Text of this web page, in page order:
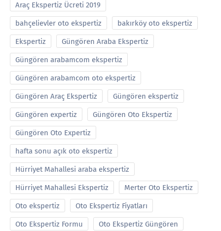
Araç Ekspertiz Ücreti 2019
bahçelievler oto ekspertiz bakırköy oto ekspertiz
Ekspertiz Güngören Araba Ekspertiz
Güngören arabamcom ekspertiz
Güngören arabamcom oto ekspertiz
Güngören Araç Ekspertiz Güngören ekspertiz
Güngören expertiz Güngören Oto Ekspertiz
Güngören Oto Expertiz
hafta sonu açık oto ekspertiz
Hürriyet Mahallesi araba ekspertiz
Hürriyet Mahallesi Ekspertiz Merter Oto Ekspertiz
Oto ekspertiz Oto Ekspertiz Fiyatları
Oto Ekspertiz Formu Oto Ekspertiz Güngören